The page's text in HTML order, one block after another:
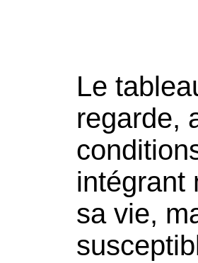
Le
regarde,
intégrant
sa vie,